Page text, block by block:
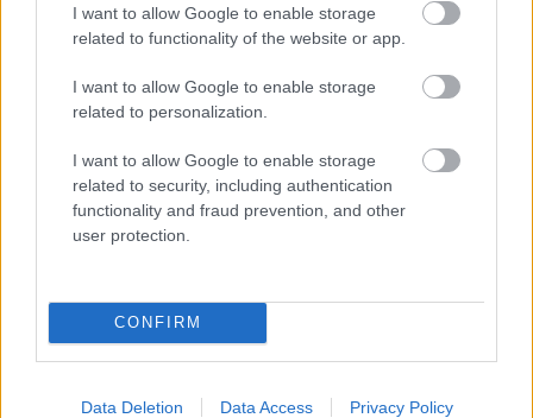
I want to allow Google to enable storage
related to functionality of the website or app.
I want to allow Google to enable storage
related to personalization.
I want to allow Google to enable storage
related to security, including authentication
functionality and fraud prevention, and other
user protection.
CONFIRM
Data Deletion Data Access Privacy Policy
Kurš tad īsti vainīgs pie
ģimenes palātu
slēgšanas Rīgas
Dzemdību namā? NVD
norāda – valsts
finansējumam ar to
deviņgadnieku
matemātikā?